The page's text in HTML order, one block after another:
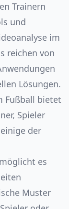
Trainern
und
im
reichen von
Lösungen.
Fußball bietet
Spieler
der
es
Muster